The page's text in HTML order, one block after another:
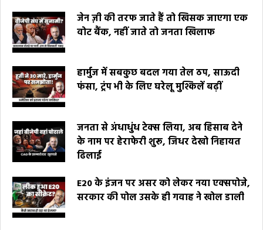
जेन ज़ी की तरफ जाते हैं तो खिसक जाएगा एक
वोट बैंक, नहीं जाते तो जनता खिलाफ
हार्मुज में सबकुछ बदल गया तेल ठप, साऊदी
फंसा, ट्रंप भी के लिए घरेलू मुश्किलें बढ़ीं
जनता से अंधाधुंध टेक्स लिया, अब हिसाब देने
के नाम पर हेराफेरी शुरू, जिधर देखो निहायत
ढिलाई
E20 के इंजन पर असर को लेकर नया एक्सपोजे,
सरकार की पोल उसके ही गवाह ने खोल डाली